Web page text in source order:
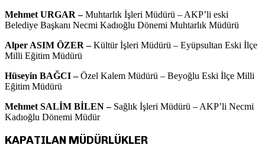
Mehmet URGAR –Muhtarlık İşleri Müdürü – AKP’li eski
Belediye Başkanı Necmi Kadıoğlu Dönemi Muhtarlık Müdürü
Alper ASIM ÖZER –Kültür İşleri Müdürü – Eyüpsultan Eski İlçe
Milli Eğitim Müdürü
Hüseyin BAĞCI –Özel Kalem Müdürü – Beyoğlu Eski İlçe Milli
Eğitim Müdürü
Mehmet SALİM BİLEN –Sağlık İşleri Müdürü – AKP’li Necmi
Kadıoğlu Dönemi Müdür
KAPATILAN MÜDÜRLÜKLER